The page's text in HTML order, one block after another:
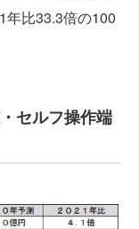
年比33.3倍の100
セルフ操作端